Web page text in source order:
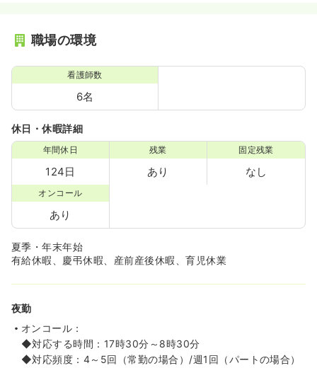
職場の環境
看護師数
6名
休日・休暇詳細
年間休日
124日
残業
あり
固定残業
なし
オンコール
あり
夏季・年末年始
有給休暇、慶弔休暇、産前産後休暇、育児休業
夜勤
オンコール：
◆対応する時間：17時30分～8時30分
◆対応頻度：4～5回（常勤の場合）/週1回（パートの場合）